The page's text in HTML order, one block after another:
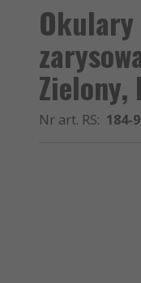
Nr art. RS: 184-